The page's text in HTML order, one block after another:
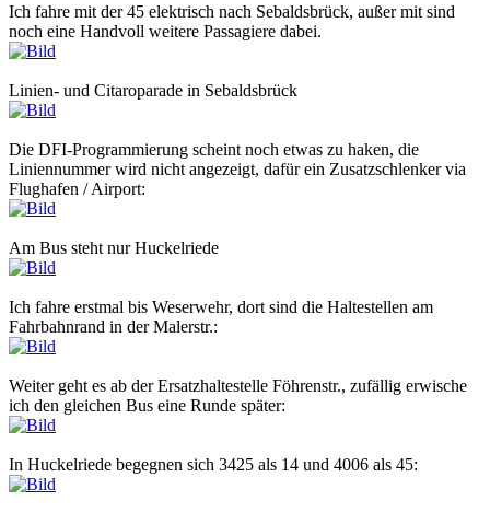
Ich fahre mit der 45 elektrisch nach Sebaldsbrück, außer mit sind
noch eine Handvoll weitere Passagiere dabei.
Linien- und Citaroparade in Sebaldsbrück
Die DFI-Programmierung scheint noch etwas zu haken, die
Liniennummer wird nicht angezeigt, dafür ein Zusatzschlenker via
Flughafen / Airport:
Am Bus steht nur Huckelriede
Ich fahre erstmal bis Weserwehr, dort sind die Haltestellen am
Fahrbahnrand in der Malerstr.:
Weiter geht es ab der Ersatzhaltestelle Föhrenstr., zufällig erwische
ich den gleichen Bus eine Runde später:
In Huckelriede begegnen sich 3425 als 14 und 4006 als 45: